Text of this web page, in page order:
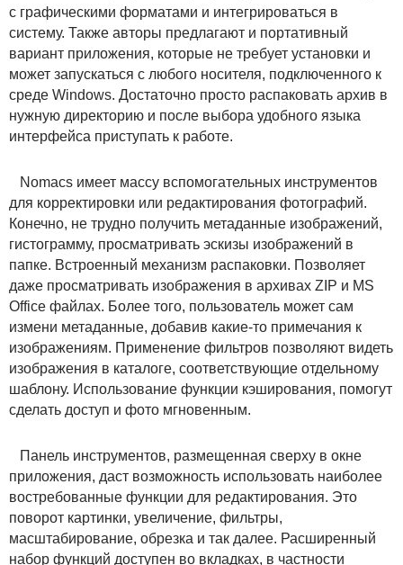
с графическими форматами и интегрироваться в
систему. Также авторы предлагают и портативный
вариант приложения, которые не требует установки и
может запускаться с любого носителя, подключенного к
среде Windows. Достаточно просто распаковать архив в
нужную директорию и после выбора удобного языка
интерфейса приступать к работе.
Nomacs имеет массу вспомогательных инструментов
для корректировки или редактирования фотографий.
Конечно, не трудно получить метаданные изображений,
гистограмму, просматривать эскизы изображений в
папке. Встроенный механизм распаковки. Позволяет
даже просматривать изображения в архивах ZIP и MS
Office файлах. Более того, пользователь может сам
измени метаданные, добавив какие-то примечания к
изображениям. Применение фильтров позволяют видеть
изображения в каталоге, соответствующие отдельному
шаблону. Использование функции кэширования, помогут
сделать доступ и фото мгновенным.
Панель инструментов, размещенная сверху в окне
приложения, даст возможность использовать наиболее
востребованные функции для редактирования. Это
поворот картинки, увеличение, фильтры,
масштабирование, обрезка и так далее. Расширенный
набор функций доступен во вкладках, в частности